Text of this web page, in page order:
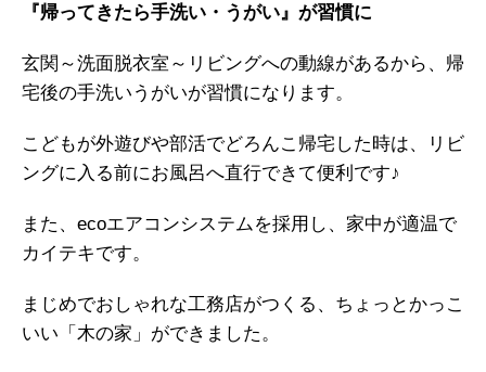
『帰ってきたら手洗い・うがい』が習慣に
玄関～洗面脱衣室～リビングへの動線があるから、帰
宅後の手洗いうがいが習慣になります。
こどもが外遊びや部活でどろんこ帰宅した時は、リビ
ングに入る前にお風呂へ直行できて便利です♪
また、ecoエアコンシステムを採用し、家中が適温で
カイテキです。
まじめでおしゃれな工務店がつくる、ちょっとかっこ
いい「木の家」ができました。